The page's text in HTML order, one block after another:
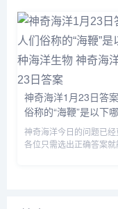
神奇海洋1月23日答
俗称的“海鞭”是以下
洋生物 神奇海洋1月
案
神奇海洋今日的问题已经
各位只需选出正确答案就